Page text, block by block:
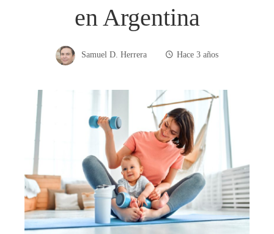
en Argentina
Samuel D. Herrera Hace 3 años